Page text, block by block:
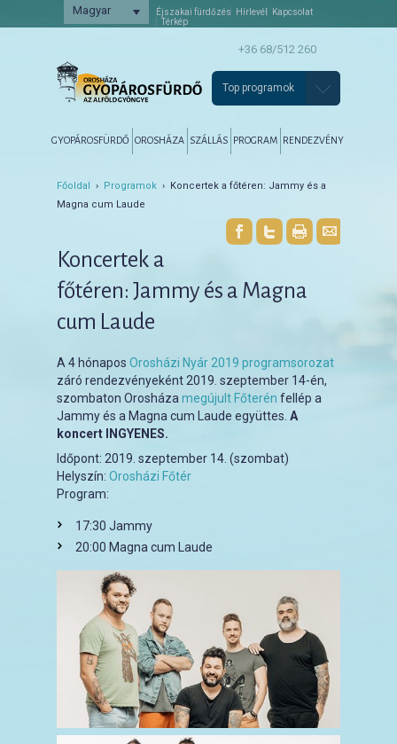
Magyar Éjszakai fürdőzés Hírlevél
Kapcsolat
Térkép
+36 68/512 260
Top programok
Tovább az elsődleges tartalomra
Tovább a másodlagos tartalomra
GYOPÁROSFÜRDŐ OROSHÁZA SZÁLLÁS PROGRAM RENDEZVÉNY
Főoldal › Programok › Koncertek a főtéren: Jammy és a
Magna cum Laude
Koncertek a
főtéren: Jammy és a Magna
cum Laude
A 4 hónapos Orosházi Nyár 2019 programsorozat
záró rendezvényeként 2019. szeptember 14-én,
szombaton Orosháza megújult Főterén fellép a
Jammy és a Magna cum Laude együttes. A
koncert INGYENES.
Időpont: 2019. szeptember 14. (szombat)
Helyszín: Orosházi Főtér
Program:
17:30 Jammy
20:00 Magna cum Laude